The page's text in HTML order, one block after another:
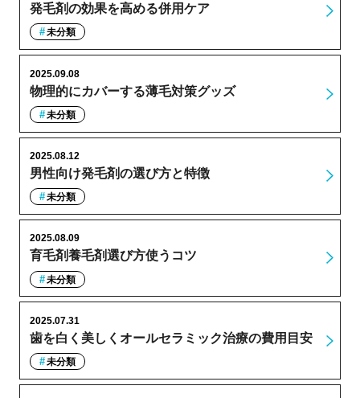
発毛剤の効果を高める併用ケア
未分類
物理的にカバーする薄毛対策グッズ
2025.09.08
未分類
男性向け発毛剤の選び方と特徴
2025.08.12
未分類
育毛剤養毛剤選び方使うコツ
2025.08.09
未分類
歯を白く美しくオールセラミック治療の費用目安
2025.07.31
未分類